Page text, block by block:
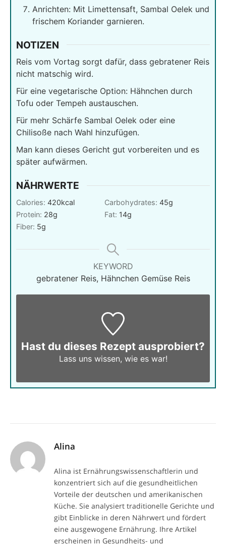
Anrichten: Mit Limettensaft, Sambal Oelek und
frischem Koriander garnieren.
NOTIZEN
Reis vom Vortag sorgt dafür, dass gebratener Reis
nicht matschig wird.
Für eine vegetarische Option: Hähnchen durch
Tofu oder Tempeh austauschen.
Für mehr Schärfe Sambal Oelek oder eine
Chilisoße nach Wahl hinzufügen.
Man kann dieses Gericht gut vorbereiten und es
später aufwärmen.
NÄHRWERTE
Calories: 420kcal Carbohydrates: 45g
Protein: 28g Fat: 14g
Fiber: 5g
KEYWORD
gebratener Reis, Hähnchen Gemüse Reis
Hast du dieses Rezept ausprobiert?
Lass uns wissen, wie es war!
Alina
Alina ist Ernährungswissenschaftlerin und
konzentriert sich auf die gesundheitlichen
Vorteile der deutschen und amerikanischen
Küche. Sie analysiert traditionelle Gerichte und
gibt Einblicke in deren Nährwert und fördert
eine ausgewogene Ernährung. Ihre Artikel
erscheinen in Gesundheits- und